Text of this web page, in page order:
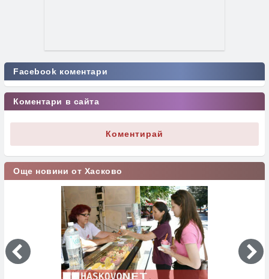
Facebook коментари
Коментари в сайта
Коментирай
Още новини от Хасково